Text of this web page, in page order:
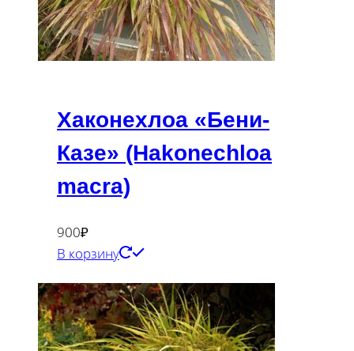
Хаконехлоа «Бени-
Казе» (Hakonechloa
macra)
900₽
В корзину